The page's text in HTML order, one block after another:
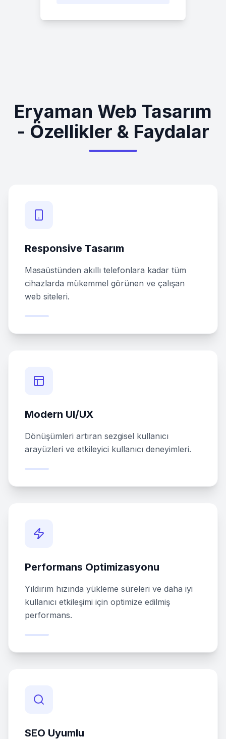
Eryaman Web Tasarım
- Özellikler & Faydalar
Responsive Tasarım
Masaüstünden akıllı telefonlara kadar tüm
cihazlarda mükemmel görünen ve çalışan
web siteleri.
Modern UI/UX
Dönüşümleri artıran sezgisel kullanıcı
arayüzleri ve etkileyici kullanıcı deneyimleri.
Performans Optimizasyonu
Yıldırım hızında yükleme süreleri ve daha iyi
kullanıcı etkileşimi için optimize edilmiş
performans.
SEO Uyumlu